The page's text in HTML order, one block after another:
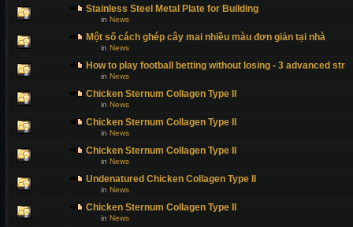
Stainless Steel Metal Plate for Building
in News
Một số cách ghép cây mai nhiều màu đơn giản tại nhà
in News
How to play football betting without losing - 3 advanced str
in News
Chicken Sternum Collagen Type II
in News
Chicken Sternum Collagen Type II
in News
Chicken Sternum Collagen Type II
in News
Undenatured Chicken Collagen Type II
in News
Chicken Sternum Collagen Type II
in News